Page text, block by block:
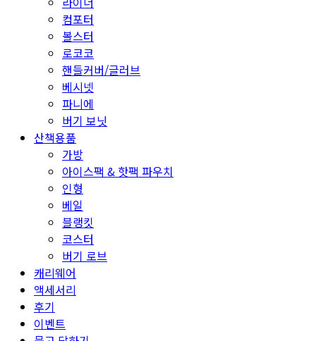
컴포터
볼스터
로코코
핸들커버/글러브
베시넷
파니에
버기 보닛
산책용품
가방
아이스팩 & 핫팩 파우치
인형
베일
블랭킷
코스터
버기 로브
캐리웨어
액세서리
후기
이벤트